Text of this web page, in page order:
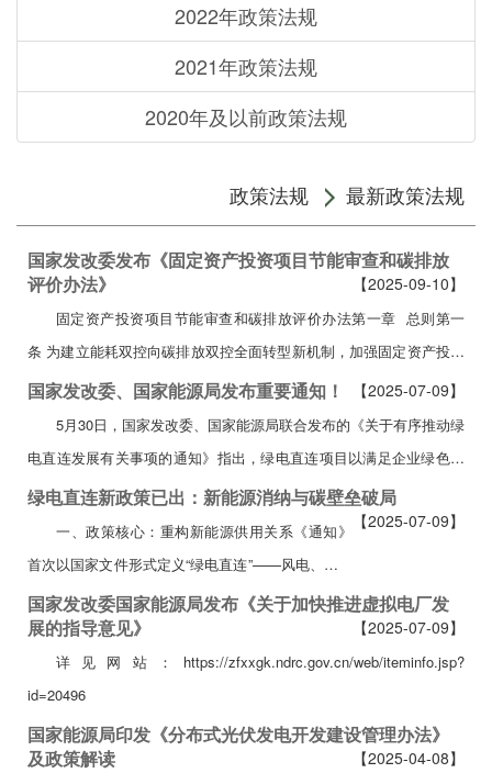
2022年政策法规
2021年政策法规
2020年及以前政策法规
政策法规 最新政策法规
国家发改委发布《固定资产投资项目节能审查和碳排放
评价办法》
【2025-09-10】
固定资产投资项目节能审查和碳排放评价办法第一章 总则第一
条 为建立能耗双控向碳排放双控全面转型新机制，加强固定资产投资
项目能源消费和碳排放管理，根据《中华人民共和国能源法》《中华
人民共和国节约能源法》《中华人民共和国行政许可法》《民用建筑
节能条例》《公共机构节能条例》等有关法律法规，落实碳排...
国家发改委、国家能源局发布重要通知！ 【2025-07-09】
5月30日，国家发改委、国家能源局联合发布的《关于有序推动绿
电直连发展有关事项的通知》指出，绿电直连项目以满足企业绿色用
能需求、提升新能源就近就地消纳水平为目标，按照安全优先、绿色
友好、权责对等、源荷匹配原则建设运行，公平合理承担安全责任、
经济责任与社会责任。详见官网：
绿电直连新政策已出：新能源消纳与碳壁垒破局
【2025-07-09】
一、政策核心：重构新能源供用关系《通知》
首次以国家文件形式定义“绿电直连”——风电、太阳
能、生物质发电等新能源跳过公共电网，通过专用
线路向单一用户直供绿电，实现电量物理溯源。其
核心目标在于：1、破解消纳瓶颈：针对西北、华北
等地新能源装机占比超50%、电网承载逼近极限的
现状，通过“源荷...
国家发改委国家能源局发布《关于加快推进虚拟电厂发
展的指导意见》
【2025-07-09】
详见网站：https://zfxxgk.ndrc.gov.cn/web/iteminfo.jsp?
id=20496
国家能源局印发《分布式光伏发电开发建设管理办法》
及政策解读
【2025-04-08】